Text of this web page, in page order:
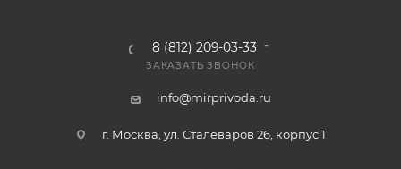
8 (812) 209-03-33
ЗАКАЗАТЬ ЗВОНОК
info@mirprivoda.ru
г. Москва, ул. Сталеваров 26, корпус 1